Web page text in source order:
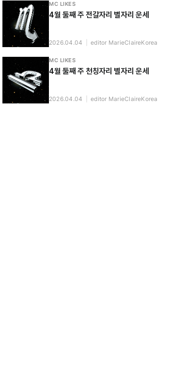
MC LIKES
4월 둘째 주 전갈자리 별자리 운세
2026.04.04 editor MarieClaireKorea
MC LIKES
4월 둘째 주 천칭자리 별자리 운세
2026.04.04 editor MarieClaireKorea